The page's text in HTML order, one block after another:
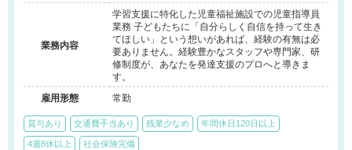
業務内容
学習支援に特化した児童福祉施設での児童指導員
業務 子どもたちに「自分らしく自信を持って生き
てほしい」という想いがあれば、経験の有無は必
要ありません。経験豊かなスタッフや専門家、研
修制度が、あなたを発達支援のプロへと導きま
す。
雇用形態
常勤
賞与あり 交通費手当あり 残業少なめ 年間休日120日以上
4週8休以上 社会保険完備